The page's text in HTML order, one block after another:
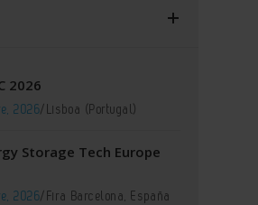
2026
2026/Lisboa (Portugal)
Storage Tech Europe
2026/Fira Barcelona, España